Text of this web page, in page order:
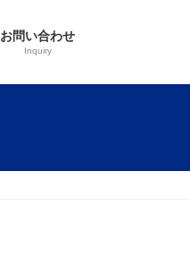
お問い合わせ
Inquiry